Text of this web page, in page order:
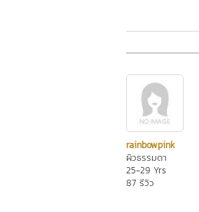
rainbowpink
ผิวธรรมดา
25-29 Yrs
87 รีวิว